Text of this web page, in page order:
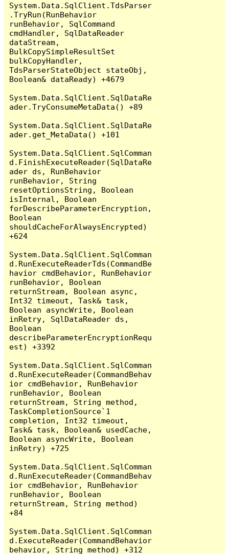
System.Data.SqlClient.TdsParser
.TryRun(RunBehavior
runBehavior, SqlCommand
cmdHandler, SqlDataReader
dataStream,
BulkCopySimpleResultSet
bulkCopyHandler,
TdsParserStateObject stateObj,
Boolean& dataReady) +4679
System.Data.SqlClient.SqlDataRe
ader.TryConsumeMetaData() +89
System.Data.SqlClient.SqlDataRe
ader.get_MetaData() +101
System.Data.SqlClient.SqlComman
d.FinishExecuteReader(SqlDataRe
ader ds, RunBehavior
runBehavior, String
resetOptionsString, Boolean
isInternal, Boolean
forDescribeParameterEncryption,
Boolean
shouldCacheForAlwaysEncrypted)
+624
System.Data.SqlClient.SqlComman
d.RunExecuteReaderTds(CommandBe
havior cmdBehavior, RunBehavior
runBehavior, Boolean
returnStream, Boolean async,
Int32 timeout, Task& task,
Boolean asyncWrite, Boolean
inRetry, SqlDataReader ds,
Boolean
describeParameterEncryptionRequ
est) +3392
System.Data.SqlClient.SqlComman
d.RunExecuteReader(CommandBehav
ior cmdBehavior, RunBehavior
runBehavior, Boolean
returnStream, String method,
TaskCompletionSource`1
completion, Int32 timeout,
Task& task, Boolean& usedCache,
Boolean asyncWrite, Boolean
inRetry) +725
System.Data.SqlClient.SqlComman
d.RunExecuteReader(CommandBehav
ior cmdBehavior, RunBehavior
runBehavior, Boolean
returnStream, String method)
+84
System.Data.SqlClient.SqlComman
d.ExecuteReader(CommandBehavior
behavior, String method) +312